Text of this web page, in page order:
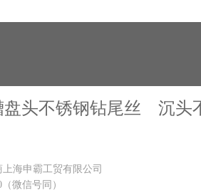
头不锈钢钻尾丝 沉头
海申霸工贸有限公司
（微信号同）